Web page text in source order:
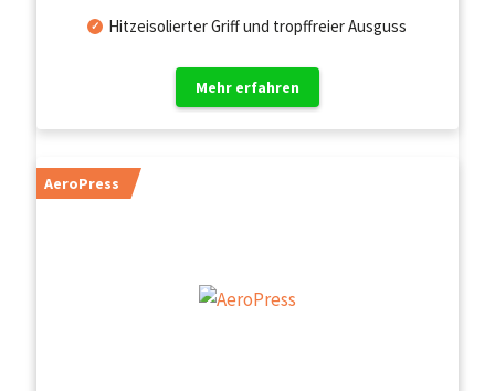
Hitzeisolierter Griff und tropffreier Ausguss
Mehr erfahren
AeroPress